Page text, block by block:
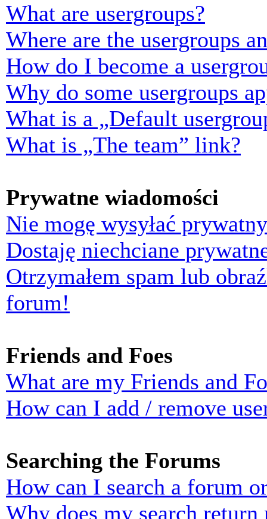
What are usergroups?
Where are the usergroups
How do I become a
Why do some usergroups
What is a „Default
What is „The team” link?
Prywatne wiadomości
Nie mogę wysyłać
Dostaję niechciane
Otrzymałem spam lub
forum!
Friends and Foes
What are my Friends and
How can I add / remove
Searching the Forums
How can I search a forum
Why does my search return